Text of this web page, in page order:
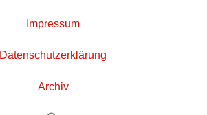
Impressum
Datenschutzerklärung
Archiv